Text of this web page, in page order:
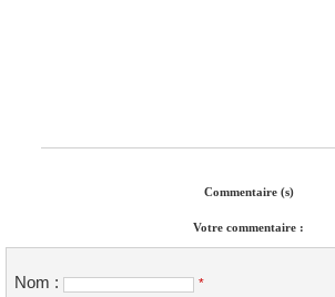
Commentaire (s)
Votre commentaire :
Nom : *